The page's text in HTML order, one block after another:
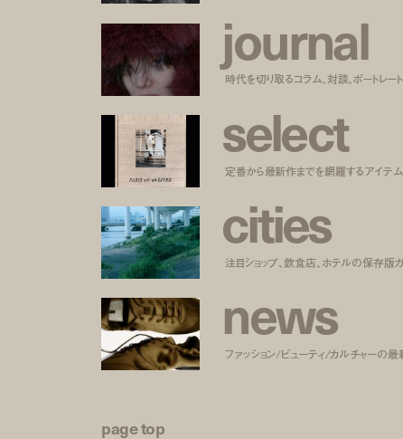
journal
時代を切り取るコラム、対談、ポートレー
select
定番から最新作までを網羅するアイテ
cities
注目ショップ、飲食店、ホテルの保存版
news
ファッション/ビューティ/カルチャーの最
page top